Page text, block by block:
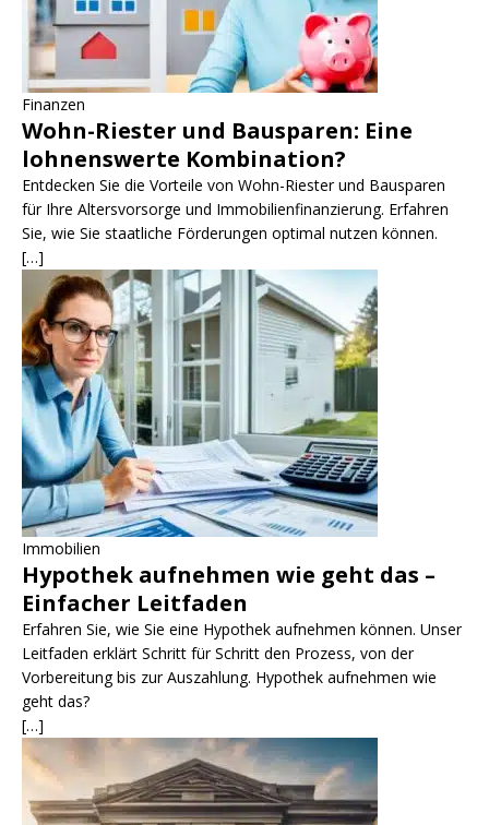
Finanzen
Wohn-Riester und Bausparen: Eine
lohnenswerte Kombination?
Entdecken Sie die Vorteile von Wohn-Riester und Bausparen
für Ihre Altersvorsorge und Immobilienfinanzierung. Erfahren
Sie, wie Sie staatliche Förderungen optimal nutzen können.
[…]
Immobilien
Hypothek aufnehmen wie geht das –
Einfacher Leitfaden
Erfahren Sie, wie Sie eine Hypothek aufnehmen können. Unser
Leitfaden erklärt Schritt für Schritt den Prozess, von der
Vorbereitung bis zur Auszahlung. Hypothek aufnehmen wie
geht das?
[…]